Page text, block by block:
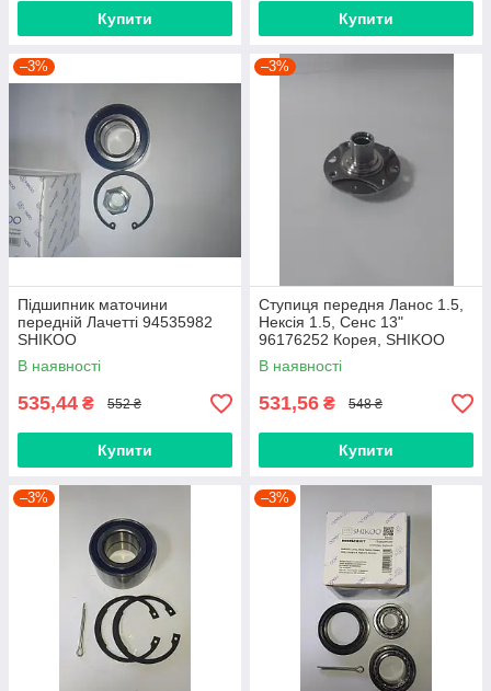
Купити Купити
–3%
Підшипник маточини
передній Лачетті 94535982
SHIKOO
В наявності
535,44 ₴ 552 ₴
Купити
–3%
Ступиця передня Ланос 1.5,
Нексія 1.5, Сенс 13"
96176252 Корея, SHIKOO
В наявності
531,56 ₴ 548 ₴
Купити
–3% –3%